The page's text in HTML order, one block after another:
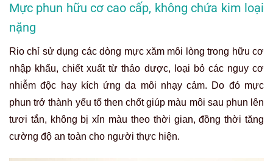
Mực phun hữu cơ cao cấp, không chứa kim loại
nặng
Rio chỉ sử dụng các dòng mực xăm môi lòng trong hữu cơ
nhập khẩu, chiết xuất từ thảo dược, loại bỏ các nguy cơ
nhiễm độc hay kích ứng da môi nhạy cảm. Do đó mực
phun trở thành yếu tố then chốt giúp màu môi sau phun lên
tươi tắn, không bị xỉn màu theo thời gian, đồng thời tăng
cường độ an toàn cho người thực hiện.